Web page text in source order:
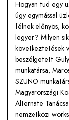
Hogyan tud egy
úgy egymással
félnek előnyös,
legyen? Milyen
következtetések
beszélgetett
munkatársa,
SZUNO
Magyarországi
Alternate
nemzetközi